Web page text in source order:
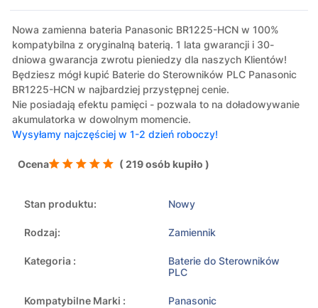
Nowa zamienna bateria Panasonic BR1225-HCN w 100%
kompatybilna z oryginalną baterią. 1 lata gwarancji i 30-
dniowa gwarancja zwrotu pieniedzy dla naszych Klientów!
Będziesz mógł kupić Baterie do Sterowników PLC Panasonic
BR1225-HCN w najbardziej przystępnej cenie.
Nie posiadają efektu pamięci - pozwala to na doładowywanie
akumulatorka w dowolnym momencie.
Wysyłamy najczęściej w 1-2 dzień roboczy!
Ocena ( 219 osób kupiło )
Stan produktu: Nowy
Rodzaj: Zamiennik
Kategoria :
Baterie do Sterowników
PLC
Kompatybilne Marki : Panasonic